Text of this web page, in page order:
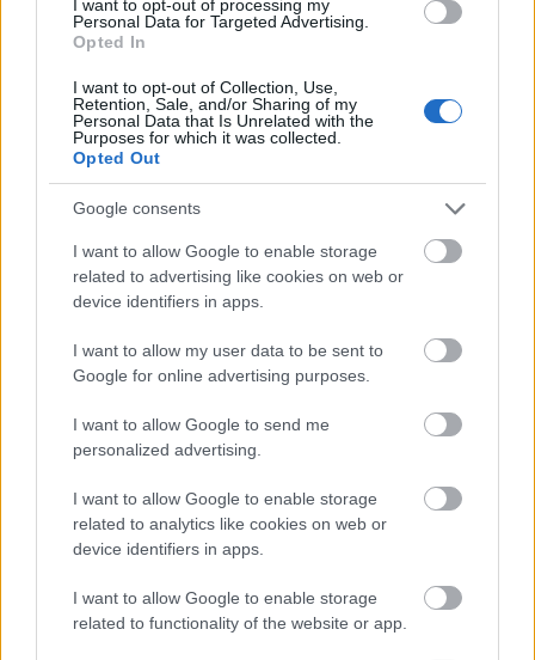
I want to opt-out of processing my
Personal Data for Targeted Advertising.
Opted In
I want to opt-out of Collection, Use,
Retention, Sale, and/or Sharing of my
Personal Data that Is Unrelated with the
Purposes for which it was collected.
Opted Out
Google consents
I want to allow Google to enable storage
related to advertising like cookies on web or
device identifiers in apps.
I want to allow my user data to be sent to
Google for online advertising purposes.
I want to allow Google to send me
personalized advertising.
I want to allow Google to enable storage
related to analytics like cookies on web or
device identifiers in apps.
I want to allow Google to enable storage
related to functionality of the website or app.
Πηγή: Shutterstock
Χτισμένη στις όχθες του ποταμού Μολδάβα, η
είναι, όπως το είχε διατυπώσει και ο Γκαίτε, το
«ομορφότερο πετράδι στο πέτρινο στέμμα του κόσμου».
Το ιστορικό κέντρο, η μεγάλη αγορά στην πλατεία της
Παλιάς Πόλης με το αριστουργηματικό Αστρονομικό
συνοικίας Mala Strana και φυσικά το παραμυθένιο
Κάστρο θα σας πείσουν ότι η Πράγα είναι ο τέλειος
ρομαντικός προορισμός.